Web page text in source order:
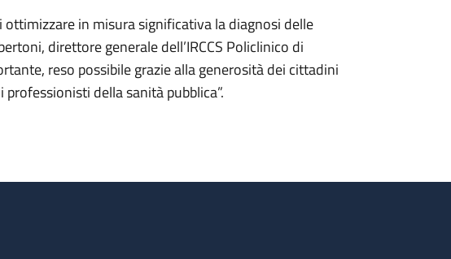
ottimizzare in misura significativa la diagnosi delle
direttore generale dell’IRCCS Policlinico di
reso possibile grazie alla generosità dei cittadini
della sanità pubblica”.